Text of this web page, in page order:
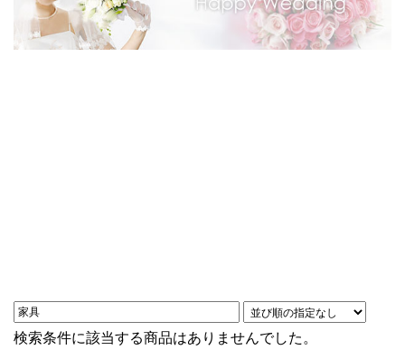
検索条件に該当する商品はありませんでした。